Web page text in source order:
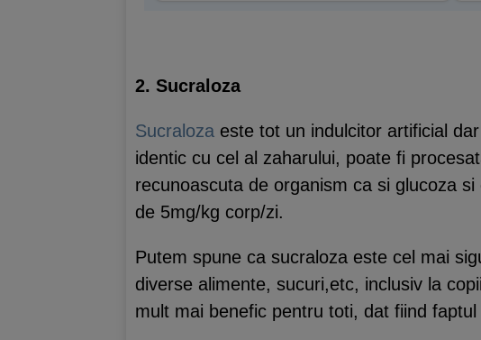
2. Sucraloza
Sucraloza este tot un indulcitor artificial
identic cu cel al zaharului, poate fi
recunoascuta de organism ca si glucoza
de 5mg/kg corp/zi.
Putem spune ca sucraloza este cel mai
diverse alimente, sucuri,etc, inclusiv la
mult mai benefic pentru toti, dat fiind